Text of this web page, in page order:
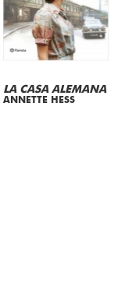
LA CASA ALEMANA
ANNETTE HESS